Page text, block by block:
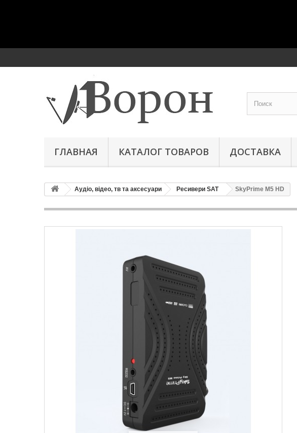
ГЛАВНАЯ КАТАЛОГ ТОВАРОВ ДОСТАВКА
Аудіо, відео, тв та аксесуари Ресивери SAT SkyPrime M5 HD